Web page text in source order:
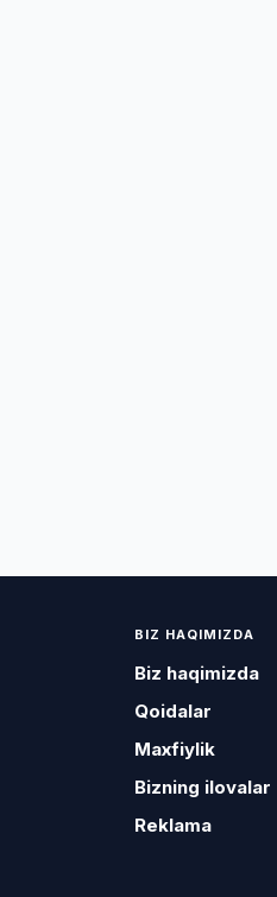
BIZ HAQIMIZDA
Biz haqimizda
Qoidalar
Maxfiylik
Bizning ilovalar
Reklama